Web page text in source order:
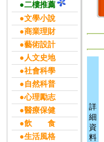
●二樓推薦
●文學小說
●商業理財
●藝術設計
●人文史地
●社會科學
●自然科普
●心理勵志
●醫療保健
●飲 食
●生活風格
詳
細
資
料